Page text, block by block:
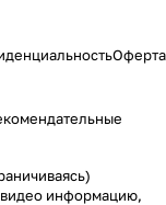
Оферта
видео информацию,